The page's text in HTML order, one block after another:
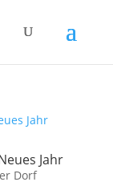
Jahr
Dorf